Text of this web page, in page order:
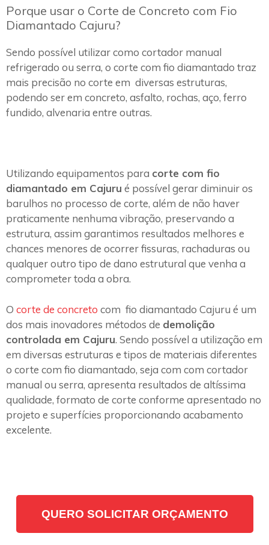
Porque usar o Corte de Concreto com Fio
Diamantado Cajuru?
Sendo possível utilizar como cortador manual
refrigerado ou serra, o corte com fio diamantado traz
mais precisão no corte em diversas estruturas,
podendo ser em concreto, asfalto, rochas, aço, ferro
fundido, alvenaria entre outras.
Utilizando equipamentos para corte com fio
diamantado em Cajuru é possível gerar diminuir os
barulhos no processo de corte, além de não haver
praticamente nenhuma vibração, preservando a
estrutura, assim garantimos resultados melhores e
chances menores de ocorrer fissuras, rachaduras ou
qualquer outro tipo de dano estrutural que venha a
comprometer toda a obra.
O corte de concreto com fio diamantado Cajuru é um
dos mais inovadores métodos de demolição
controlada em Cajuru. Sendo possível a utilização em
em diversas estruturas e tipos de materiais diferentes
o corte com fio diamantado, seja com com cortador
manual ou serra, apresenta resultados de altíssima
qualidade, formato de corte conforme apresentado no
projeto e superfícies proporcionando acabamento
excelente.
QUERO SOLICITAR ORÇAMENTO